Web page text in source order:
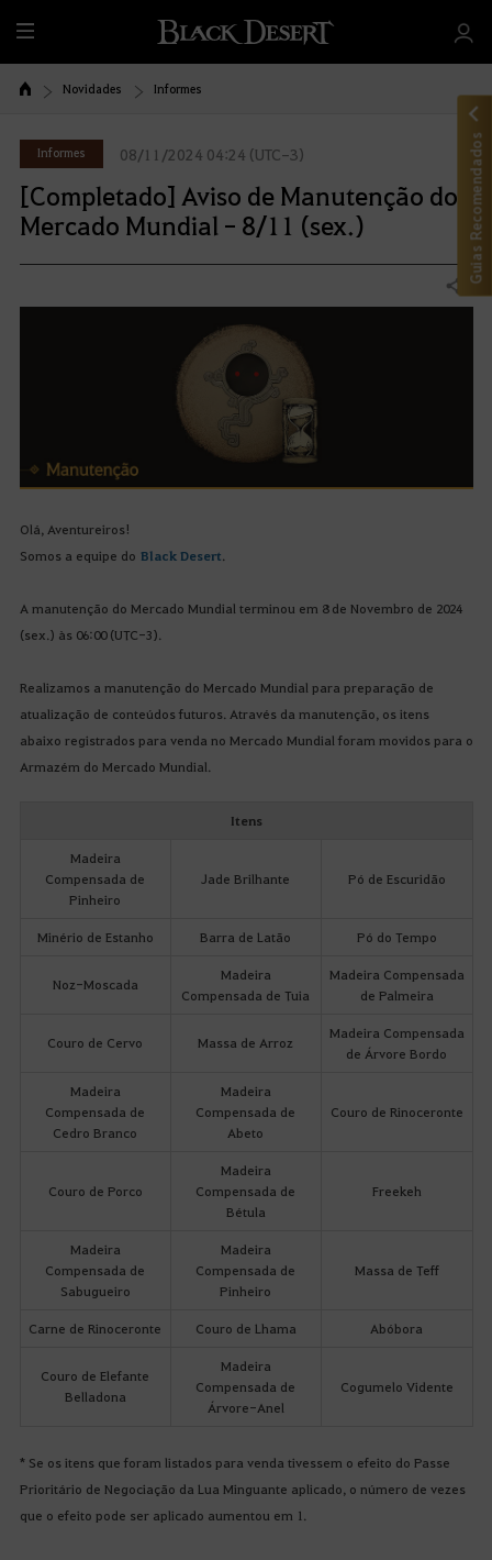
T
u
d
Novidades Informes
Informes 08/11/2024 04:24 (UTC-3)
[Completado] Aviso de Manutenção do
Mercado Mundial - 8/11 (sex.)
Compartilhar
Olá, Aventureiros!
Somos a equipe do Black Desert.
A manutenção do Mercado Mundial terminou em 8 de Novembro de 2024
(sex.) às 06:00 (UTC-3).
Realizamos a manutenção do Mercado Mundial para preparação de
atualização de conteúdos futuros. Através da manutenção, os itens
abaixo registrados para venda no Mercado Mundial foram movidos para o
Armazém do Mercado Mundial.
Itens
Madeira
Compensada de
Pinheiro
Jade Brilhante Pó de Escuridão
Minério de Estanho Barra de Latão Pó do Tempo
Noz-Moscada
Madeira
Compensada de Tuia
Madeira Compensada
de Palmeira
Couro de Cervo Massa de Arroz
Madeira Compensada
de Árvore Bordo
Madeira
Compensada de
Cedro Branco
Madeira
Compensada de
Abeto
Couro de Rinoceronte
Couro de Porco
Madeira
Compensada de
Bétula
Freekeh
Madeira
Compensada de
Sabugueiro
Madeira
Compensada de
Pinheiro
Massa de Teff
Carne de Rinoceronte Couro de Lhama Abóbora
Couro de Elefante
Belladona
Madeira
Compensada de
Árvore-Anel
Cogumelo Vidente
* Se os itens que foram listados para venda tivessem o efeito do Passe
Prioritário de Negociação da Lua Minguante aplicado, o número de vezes
que o efeito pode ser aplicado aumentou em 1.
Guias Recomendados